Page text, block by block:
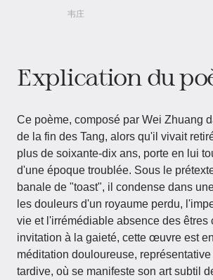
韦庄
Explication du
Ce poème, composé par Wei Zhuang
de la fin des Tang, alors qu'il vivait
plus de soixante-dix ans, porte en lui
d'une époque troublée. Sous le
banale de "toast", il condense dans
les douleurs d'un royaume perdu,
vie et l'irrémédiable absence des êtres
invitation à la gaieté, cette œuvre est
méditation douloureuse,
tardive, où se manifeste son art subtil